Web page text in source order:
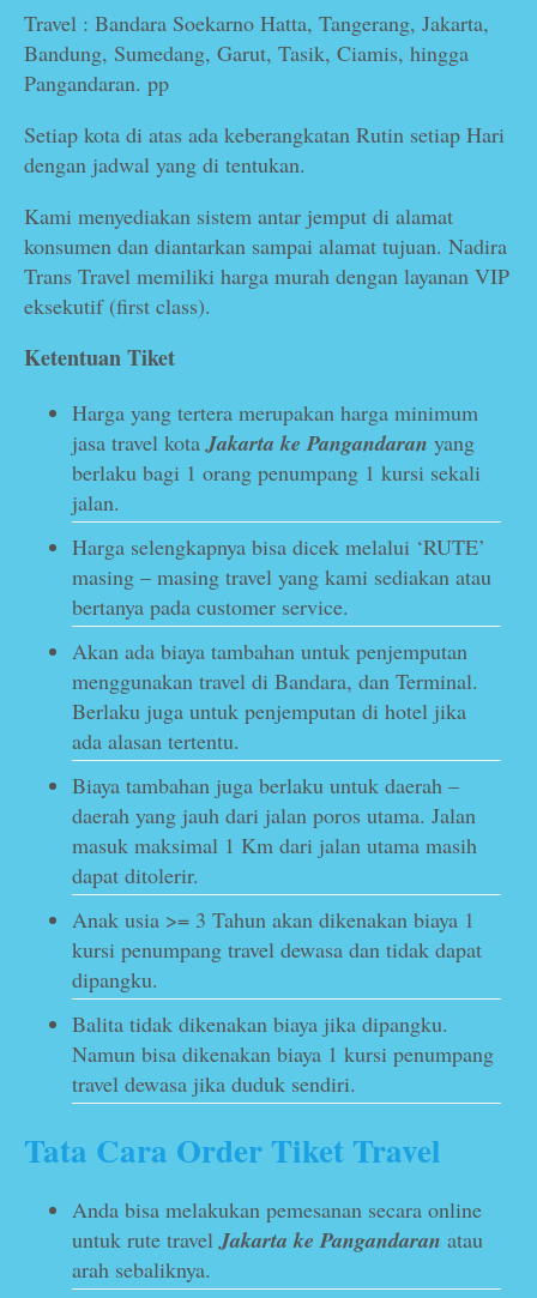
Travel : Bandara Soekarno Hatta, Tangerang, Jakarta,
Bandung, Sumedang, Garut, Tasik, Ciamis, hingga
Pangandaran. pp
Setiap kota di atas ada keberangkatan Rutin setiap Hari
dengan jadwal yang di tentukan.
Kami menyediakan sistem antar jemput di alamat
konsumen dan diantarkan sampai alamat tujuan. Nadira
Trans Travel memiliki harga murah dengan layanan VIP
eksekutif (first class).
Ketentuan Tiket
Harga yang tertera merupakan harga minimum
jasa travel kotaJakarta ke Pangandaran yang
berlaku bagi 1 orang penumpang 1 kursi sekali
jalan.
Harga selengkapnya bisa dicek melalui ‘RUTE’
masing – masing travel yang kami sediakan atau
bertanya pada customer service.
Akan ada biaya tambahan untuk penjemputan
menggunakan travel di Bandara, dan Terminal.
Berlaku juga untuk penjemputan di hotel jika
ada alasan tertentu.
Biaya tambahan juga berlaku untuk daerah –
daerah yang jauh dari jalan poros utama. Jalan
masuk maksimal 1 Km dari jalan utama masih
dapat ditolerir.
Anak usia >= 3 Tahun akan dikenakan biaya 1
kursi penumpang travel dewasa dan tidak dapat
dipangku.
Balita tidak dikenakan biaya jika dipangku.
Namun bisa dikenakan biaya 1 kursi penumpang
travel dewasa jika duduk sendiri.
Tata Cara Order Tiket Travel
Anda bisa melakukan pemesanan secara online
untuk rute travelJakarta ke Pangandaran atau
arah sebaliknya.